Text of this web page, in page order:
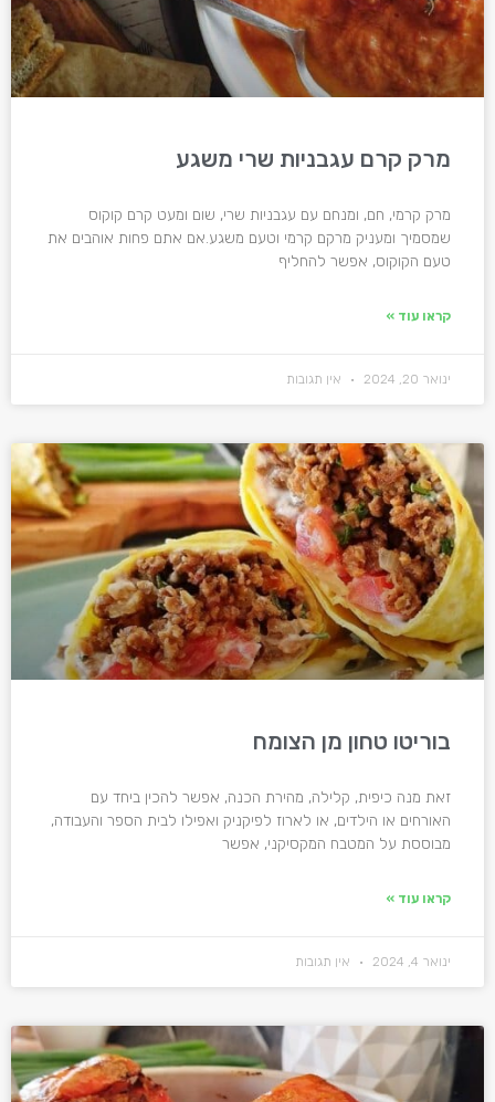
מרק קרם עגבניות שרי משגע
מרק קרמי, חם, ומנחם עם עגבניות שרי, שום ומעט קרם קוקוס
שמסמיך ומעניק מרקם קרמי וטעם משגע.אם אתם פחות אוהבים את
טעם הקוקוס, אפשר להחליף
קראו עוד »
ינואר 20, 2024 אין תגובות
בוריטו טחון מן הצומח
זאת מנה כיפית, קלילה, מהירת הכנה, אפשר להכין ביחד עם
האורחים או הילדים, או לארוז לפיקניק ואפילו לבית הספר והעבודה,
מבוססת על המטבח המקסיקני, אפשר
קראו עוד »
ינואר 4, 2024 אין תגובות